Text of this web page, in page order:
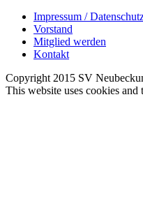
Impressum /
Vorstand
Mitglied werden
Kontakt
Copyright 2015 SV
Facebook
E-
Toggle
This website uses cookies and